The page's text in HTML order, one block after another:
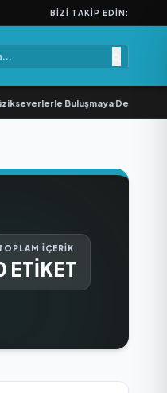
BIZI TAKIP EDIN:
Buluşmaya Devam
İÇERİK
ETİKET